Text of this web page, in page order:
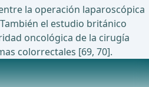
la operación laparoscópica
el estudio británico
oncológica de la cirugía
colorrectales [69, 70].
sobre este tema